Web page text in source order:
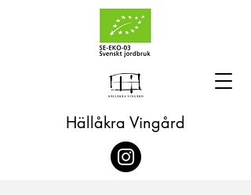
Hällåkra Vingård